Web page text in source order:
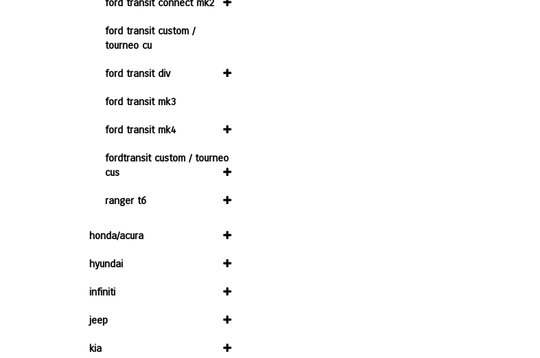
ford transit connect mk2
ford transit custom /
tourneo cu
ford transit div
ford transit mk3
ford transit mk4
fordtransit custom / tourneo
cus
ranger t6
honda/acura
hyundai
infiniti
jeep
kia